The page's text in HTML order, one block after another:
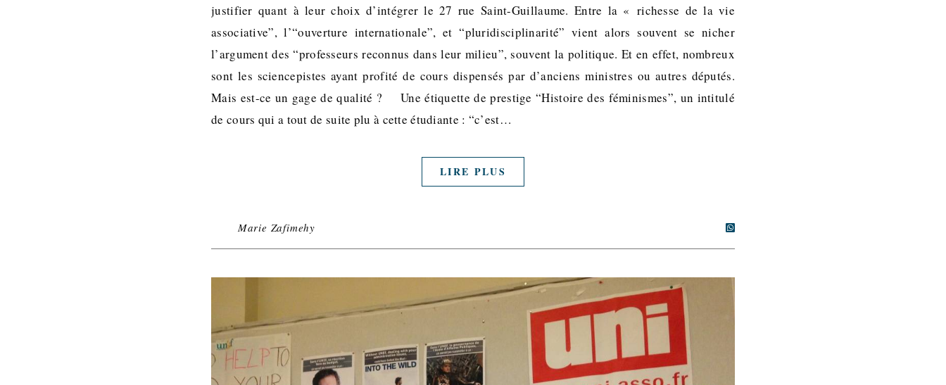
justifier quant à leur choix d’intégrer le 27 rue Saint-Guillaume. Entre la « richesse de la vie
associative”, l’“ouverture internationale”, et “pluridisciplinarité” vient alors souvent se nicher
l’argument des “professeurs reconnus dans leur milieu”, souvent la politique. Et en effet, nombreux
sont les sciencepistes ayant profité de cours dispensés par d’anciens ministres ou autres députés.
Mais est-ce un gage de qualité ? Une étiquette de prestige “Histoire des féminismes”, un intitulé
de cours qui a tout de suite plu à cette étudiante : “c’est…
LIRE PLUS
Marie Zafimehy